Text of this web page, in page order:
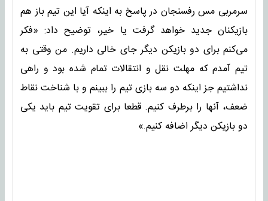
سرمربی مس رفسنجان در پاسخ به اینکه آیا این تیم باز هم
بازیکنان جدید خواهد گرفت یا خیر، توضیح داد: «فکر
می‌کنم برای دو بازیکن دیگر جای خالی داریم. من وقتی به
تیم آمدم که مهلت نقل و انتقالات تمام شده بود و راهی
نداشتیم جز اینکه دو سه بازی تیم را ببینم و با شناخت نقاط
ضعف، آنها را برطرف کنیم. قطعا برای تقویت تیم باید یکی
دو بازیکن دیگر اضافه کنیم.»